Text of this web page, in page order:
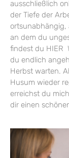
ausschließlich
der Tiefe der
ortsunabhängig,
an dem du
findest du HIER
du endlich
Herbst warten.
Husum wieder
erreichst du
dir einen